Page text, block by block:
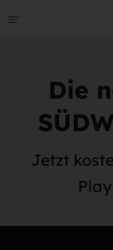
Die
Jetzt